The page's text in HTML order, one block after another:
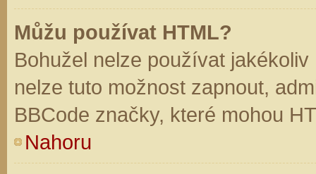
Můžu používat HTML?
Bohužel nelze používat
nelze tuto možnost zapnout,
BBCode značky, které mohou
Nahoru